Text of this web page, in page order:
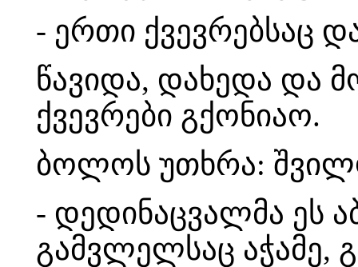
- ერთი ქვევრებსაც
წავიდა, დახედა და
ქვევრები გქონიაო.
ბოლოს უთხრა:
- დედინაცვალმა ეს
გამვლელსაც აჭამე,